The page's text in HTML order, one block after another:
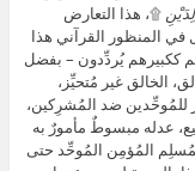
۩، هذا التعارض
في المنظور القرآني هذا
ككبيرهم يُردِّدون – بفضل
الخالق غير مُتحيِّز،
للمُوحِّدين ضد المُشرِكين،
عدله مبسوطٌ مأمورٌ به
المُؤمِن المُوحِّد حتى